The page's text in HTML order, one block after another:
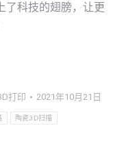
了科技的翅膀，让更
打印 2021年10月21日
陶瓷3D扫描